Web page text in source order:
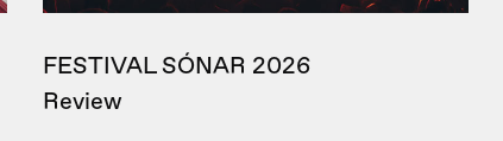
FESTIVAL SÓNAR 2026
Review